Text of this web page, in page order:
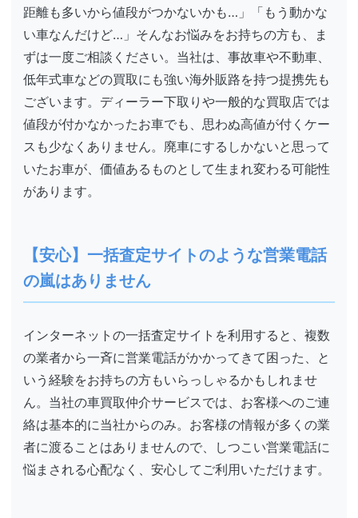
距離も多いから値段がつかないかも…」「もう動かな
い車なんだけど…」そんなお悩みをお持ちの方も、ま
ずは一度ご相談ください。当社は、事故車や不動車、
低年式車などの買取にも強い海外販路を持つ提携先も
ございます。ディーラー下取りや一般的な買取店では
値段が付かなかったお車でも、思わぬ高値が付くケー
スも少なくありません。廃車にするしかないと思って
いたお車が、価値あるものとして生まれ変わる可能性
があります。
【安心】一括査定サイトのような営業電話
の嵐はありません
インターネットの一括査定サイトを利用すると、複数
の業者から一斉に営業電話がかかってきて困った、と
いう経験をお持ちの方もいらっしゃるかもしれませ
ん。当社の車買取仲介サービスでは、お客様へのご連
絡は基本的に当社からのみ。お客様の情報が多くの業
者に渡ることはありませんので、しつこい営業電話に
悩まされる心配なく、安心してご利用いただけます。